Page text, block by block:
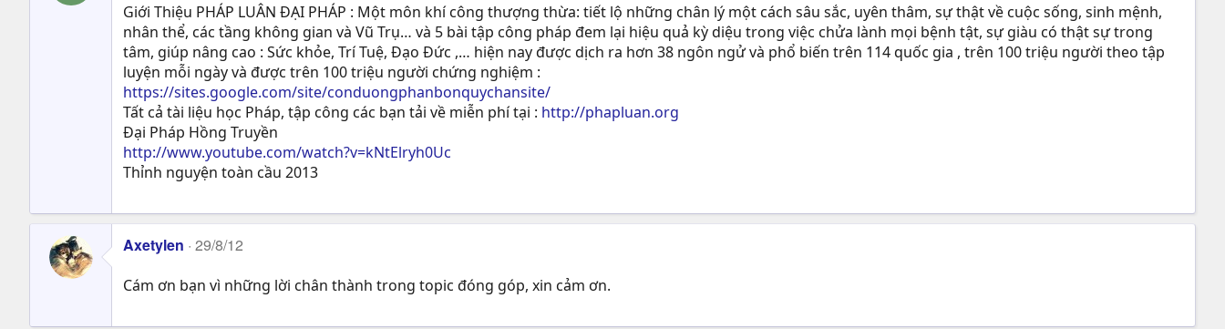
Giới Thiệu PHÁP LUÂN ĐẠI PHÁP : Một môn khí công thượng thừa: tiết lộ những chân lý một cách sâu sắc, uyên thâm, sự thật về cuộc sống, sinh mệnh,
nhân thể, các tầng không gian và Vũ Trụ… và 5 bài tập công pháp đem lại hiệu quả kỳ diệu trong việc chửa lành mọi bệnh tật, sự giàu có thật sự trong
tâm, giúp nâng cao : Sức khỏe, Trí Tuệ, Ðạo Ðức ,… hiện nay được dịch ra hơn 38 ngôn ngử và phổ biến trên 114 quốc gia , trên 100 triệu người theo tập
luyện mỗi ngày và được trên 100 triệu người chứng nghiệm :
https://sites.google.com/site/conduongphanbonquychansite/
Tất cả tài liệu học Pháp, tập công các bạn tải về miễn phí tại : http://phapluan.org
Đại Pháp Hồng Truyền
http://www.youtube.com/watch?v=kNtElryh0Uc
Thỉnh nguyện toàn cầu 2013
Axetylen 29/8/12
Cám ơn bạn vì những lời chân thành trong topic đóng góp, xin cảm ơn.